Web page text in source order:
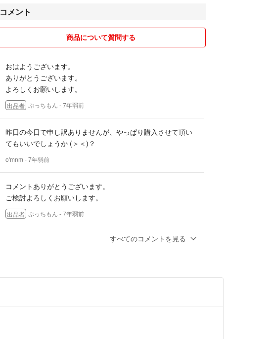
から購入お願いします。
取り置きなど専用はトラブル防止のためにしておりません。
気持ちの良い丁寧なお取引を心がけております。
どうぞよろしくお願いします。
コメント
商品について質問する
おはようございます。
ありがとうございます。
よろしくお願いします。
出品者 ぷっちもん - 7年弱前
昨日の今日で申し訳ありませんが、やっぱり購入させて頂い
てもいいでしょうか (＞＜)？
o'mnm - 7年弱前
コメントありがとうございます。
ご検討よろしくお願いします。
出品者 ぷっちもん - 7年弱前
ご丁寧な対応ありがとうございます (^ ^)すべてのコメントを見る